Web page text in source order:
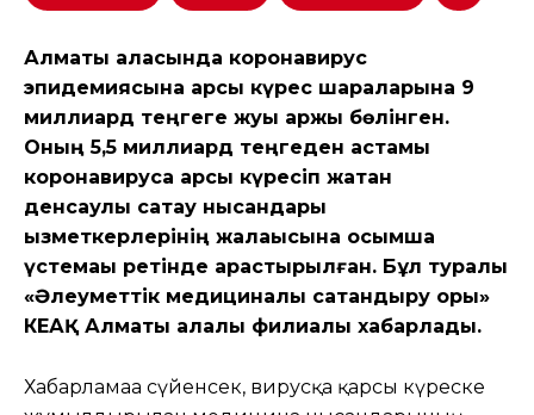
Алматы қаласында коронавирус
эпидемиясына қарсы күрес шараларына 9
миллиард теңгеге жуық қаржы бөлінген.
Оның 5,5 миллиард теңгеден астамы
коронавирусқа қарсы күресіп жатқан
денсаулық сақтау нысандары
қызметкерлерінің жалақысына қосымша
үстемақы ретінде қарастырылған. Бұл туралы
«Әлеуметтік медициналық сақтандыру қоры»
КЕАҚ Алматы қалалық филиалы хабарлады.
Хабарламаға сүйенсек, вирусқа қарсы күреске